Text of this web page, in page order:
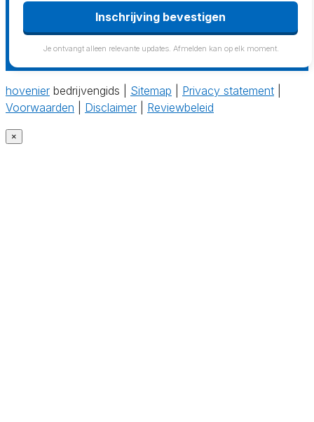
Inschrijving bevestigen
Je ontvangt alleen relevante updates. Afmelden kan op elk moment.
hovenier bedrijvengids | Sitemap Privacy statement
Voorwaarden
Disclaimer Reviewbeleid
×